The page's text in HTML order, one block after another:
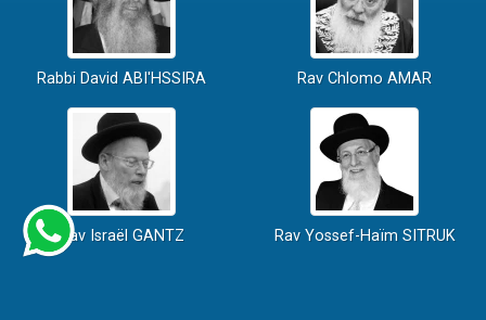
Rabbi David ABI'HSSIRA Rav Chlomo AMAR
Rav Israël GANTZ Rav Yossef-Haïm SITRUK